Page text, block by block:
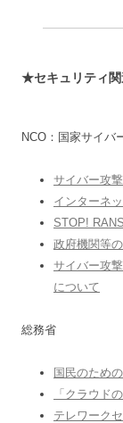
★セキュリティ
NCO：国家サイバ
サイバー攻
インターネ
STOP!
政府機関等
サイバー攻
について
総務省
国民のため
「クラウド
テレワーク